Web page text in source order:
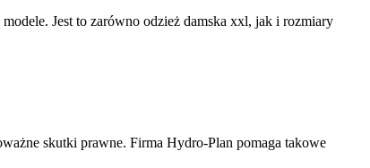
Jest to zarówno odzież damska xxl, jak i rozmiary
skutki prawne. Firma Hydro-Plan pomaga takowe